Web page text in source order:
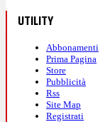
UTILITY
Abbonamenti
Prima Pagina
Store
Pubblicità
Rss
Site Map
Registrati